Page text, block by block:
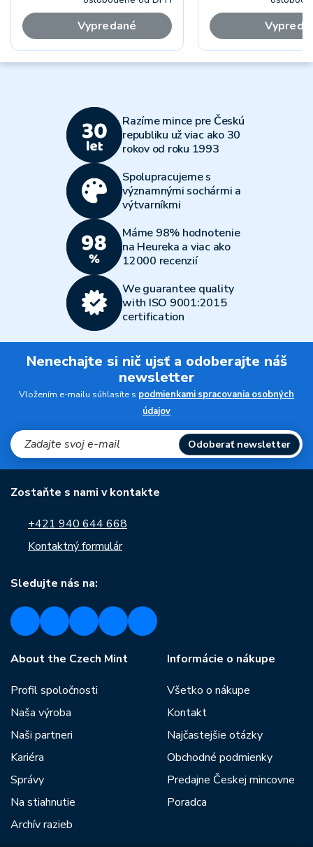
Vypredané
Razíme mince pre Českú
republiku už viac ako 30
rokov od roku 1993
Spolupracujeme s
významnými sochármi a
výtvarníkmi
Máme 98% hodnotenie
na Heureka a viac ako
12000 recenzií
We guarantee quality
with ISO 9001:2015
certification
Nenechajte si nič ujsť a odoberajte náš
newsletter
Vložením e-mailu súhlasíte s podmienkami spracovania osobných
údajov
Odoberať newsletter
Zostaňte s nami v kontakte
+421 940 644 668
Kontaktný formulár
Sledujte nás na:
About the Czech Mint
Profil spoločnosti
Naša výroba
Naši partneri
Kariéra
Správy
Na stiahnutie
Archív razieb
Informácie o nákupe
Všetko o nákupe
Kontakt
Najčastejšie otázky
Obchodné podmienky
Predajne Českej mincovne
Poradca